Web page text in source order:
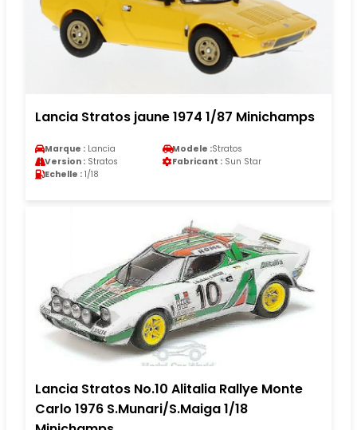
Lancia Stratos jaune 1974 1/87 Minichamps
Marque : Lancia Modele :Stratos
Version : Stratos Fabricant : Sun Star
Echelle : 1/18
Lancia Stratos No.10 Alitalia Rallye Monte
Carlo 1976 S.Munari/S.Maiga 1/18